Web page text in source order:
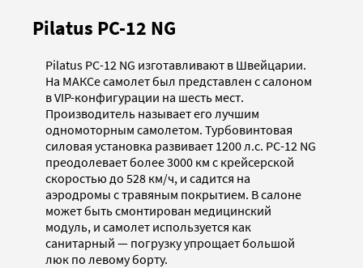
Pilatus PC-12 NG
Pilatus PC-12 NG изготавливают в Швейцарии.
На МАКСе самолет был представлен с салоном
в VIP-конфигурации на шесть мест.
Производитель называет его лучшим
одномоторным самолетом. Турбовинтовая
силовая установка развивает 1200 л.с. PC-12 NG
преодолевает более 3000 км с крейсерской
скоростью до 528 км/ч, и садится на
аэродромы с травяным покрытием. В салоне
может быть смонтирован медицинский
модуль, и самолет используется как
санитарный — погрузку упрощает большой
люк по левому борту.